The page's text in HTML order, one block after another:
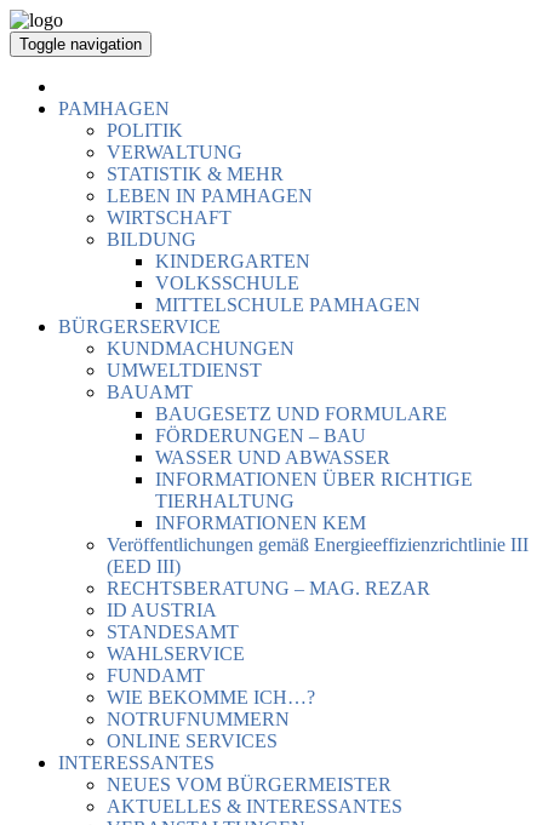
Toggle navigation
PAMHAGEN
POLITIK
VERWALTUNG
STATISTIK & MEHR
LEBEN IN PAMHAGEN
WIRTSCHAFT
BILDUNG
KINDERGARTEN
VOLKSSCHULE
MITTELSCHULE PAMHAGEN
BÜRGERSERVICE
KUNDMACHUNGEN
UMWELTDIENST
BAUAMT
BAUGESETZ UND FORMULARE
FÖRDERUNGEN – BAU
WASSER UND ABWASSER
INFORMATIONEN ÜBER RICHTIGE
TIERHALTUNG
INFORMATIONEN KEM
Veröffentlichungen gemäß Energieeffizienzrichtlinie III
(EED III)
RECHTSBERATUNG – MAG. REZAR
ID AUSTRIA
STANDESAMT
WAHLSERVICE
FUNDAMT
WIE BEKOMME ICH…?
NOTRUFNUMMERN
ONLINE SERVICES
INTERESSANTES
NEUES VOM BÜRGERMEISTER
AKTUELLES & INTERESSANTES